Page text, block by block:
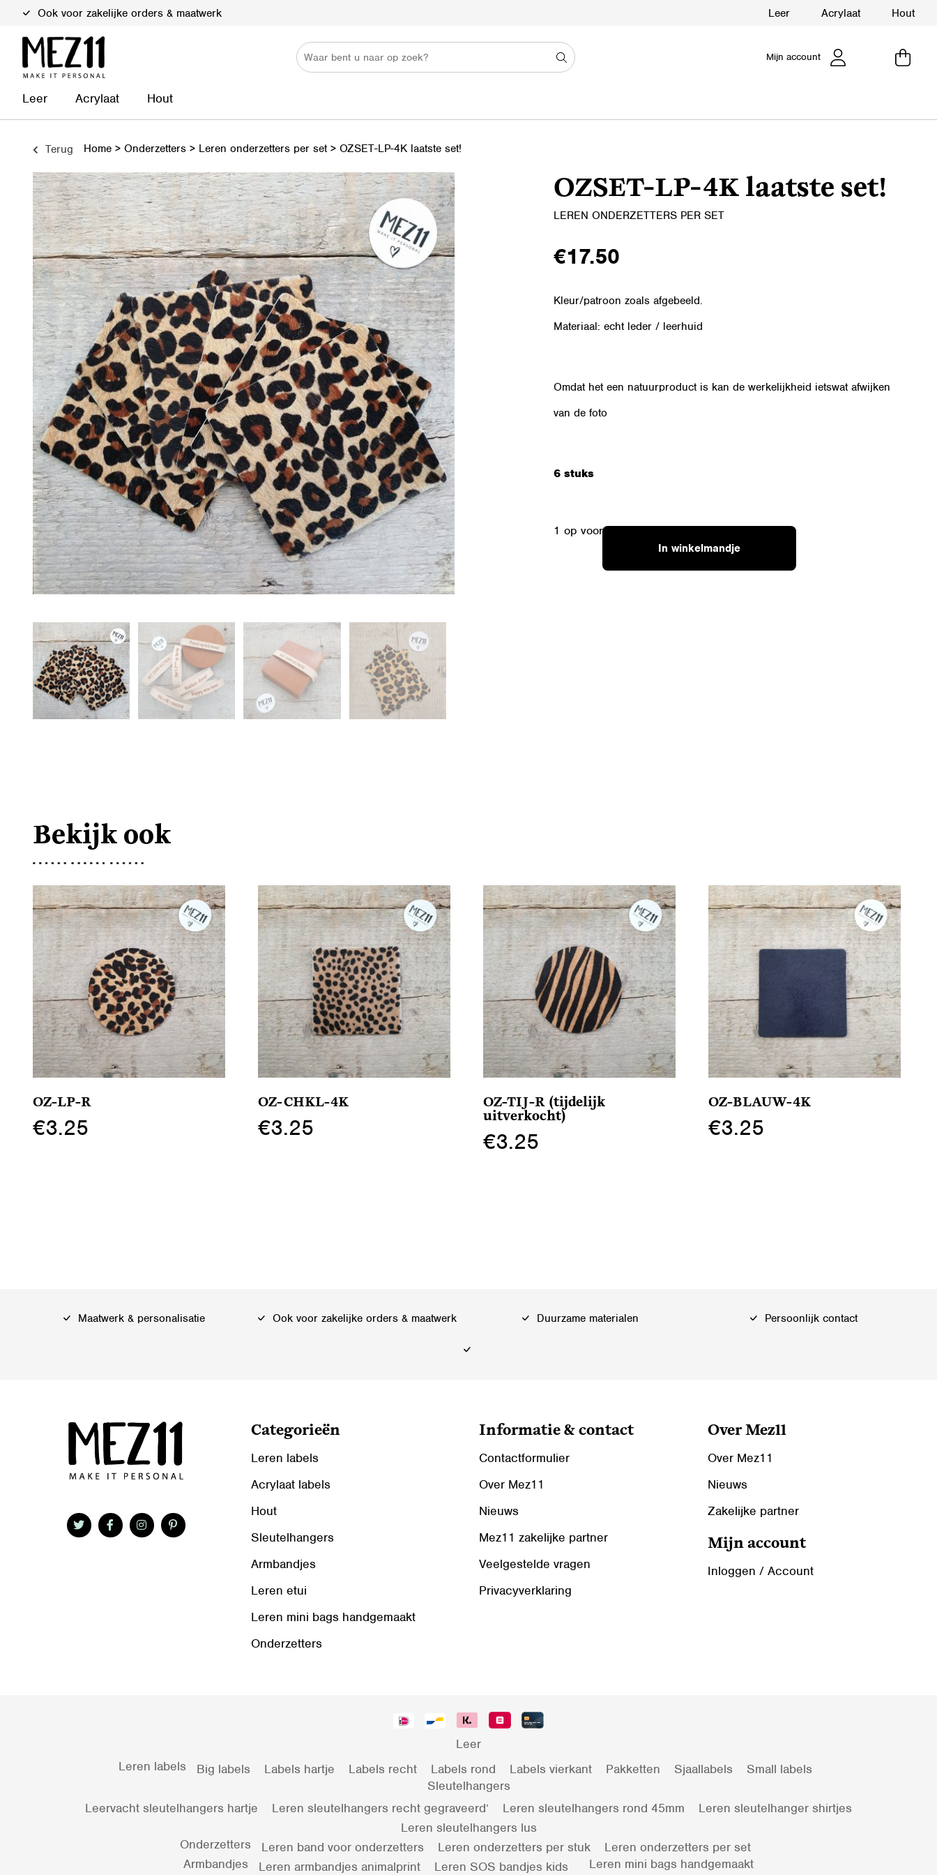
Duurzame materialen Leer Acrylaat Hout
Mijn account
Leer Acrylaat Hout
Terug Home > Onderzetters > Leren onderzetters per set> OZSET-LP-4K laatste set!
OZSET-LP-4K laatste set!
LEREN ONDERZETTERS PER SET
€17.50
Kleur/patroon zoals afgebeeld.
Materiaal: echt leder / leerhuid
Omdat het een natuurproduct is kan de werkelijkheid ietswat afwijken
van de foto
6 stuks
1 op voorraad
In winkelmandje
Bekijk ook
OZ-LP-R
€3.25
OZ-CHKL-4K
€3.25
OZ-TIJ-R (tijdelijk
uitverkocht)
€3.25
OZ-BLAUW-4K
€3.25
Maatwerk & personalisatie Ook voor zakelijke orders & maatwerk Duurzame materialen Persoonlijk contact
Categorieën
Leren labels
Acrylaat labels
Hout
Sleutelhangers
Armbandjes
Leren etui
Leren mini bags handgemaakt
Onderzetters
Informatie & contact
Contactformulier
Over Mez11
Nieuws
Mez11 zakelijke partner
Veelgestelde vragen
Privacyverklaring
Over Mez11
Over Mez11
Nieuws
Zakelijke partner
Mijn account
Inloggen / Account
Leer
Leren labels
Big labels Labels hartje Labels recht Labels rond Labels vierkant Pakketten Sjaallabels
Small labels
Sleutelhangers
Leervacht sleutelhangers hartje
Leren sleutelhangers recht gegraveerd’ Leren sleutelhangers rond 45mm
Leren sleutelhanger shirtjes
Leren sleutelhangers lus
Onderzetters
Leren band voor onderzetters Leren onderzetters per stuk
Leren onderzetters per set
Armbandjes
Leren armbandjes animalprint Leren SOS bandjes kids
Leren mini bags handgemaakt